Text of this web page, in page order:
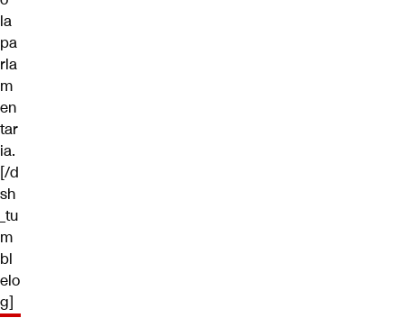
la
pa
rla
m
en
tar
ia.
[/d
sh
_tu
m
bl
elo
g]